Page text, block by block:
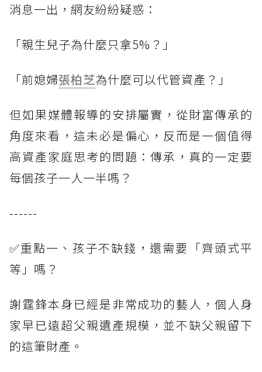
消息一出，網友紛紛疑惑：
「親生兒子為什麼只拿5%？」
「前媳婦張柏芝為什麼可以代管資產？」
但如果媒體報導的安排屬實，從財富傳承的
角度來看，這未必是偏心，反而是一個值得
高資產家庭思考的問題：傳承，真的一定要
每個孩子一人一半嗎？
------
✅重點一、孩子不缺錢，還需要「齊頭式平
等」嗎？
謝霆鋒本身已經是非常成功的藝人，個人身
家早已遠超父親遺產規模，並不缺父親留下
的這筆財產。